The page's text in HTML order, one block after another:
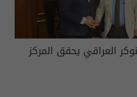
العراقي يحقق المركز